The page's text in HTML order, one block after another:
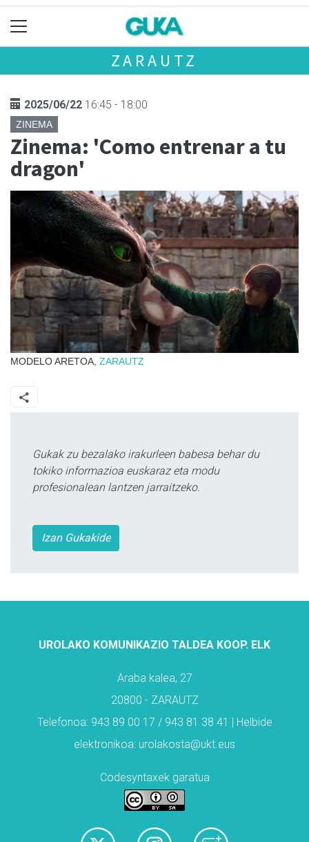
ZARAUTZ
2025/06/22 16:45 - 18:00
ZINEMA
Zinema: 'Como entrenar a tu
dragon'
MODELO ARETOA, ZARAUTZ
Gukak zu bezalako irakurleen babesa behar du
tokiko informazioa euskaraz eta modu
profesionalean lantzen jarraitzeko.
Izan Gukakide
UROLAKO KOMUNIKAZIO TALDEA KOOP. ELK
Araba kalea, 27
20800 - ZARAUTZ
Telefonoa: 943 89 00 17 / 943 81 38 41 | Helbide
elektronikoa: urolakosta@ukt.eus
Codesyntaxek garatua